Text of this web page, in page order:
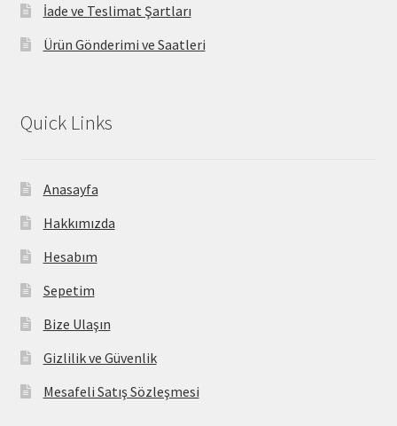
İade ve Teslimat Şartları
Ürün Gönderimi ve Saatleri
Quick Links
Anasayfa
Hakkımızda
Hesabım
Sepetim
Bize Ulaşın
Gizlilik ve Güvenlik
Mesafeli Satış Sözleşmesi